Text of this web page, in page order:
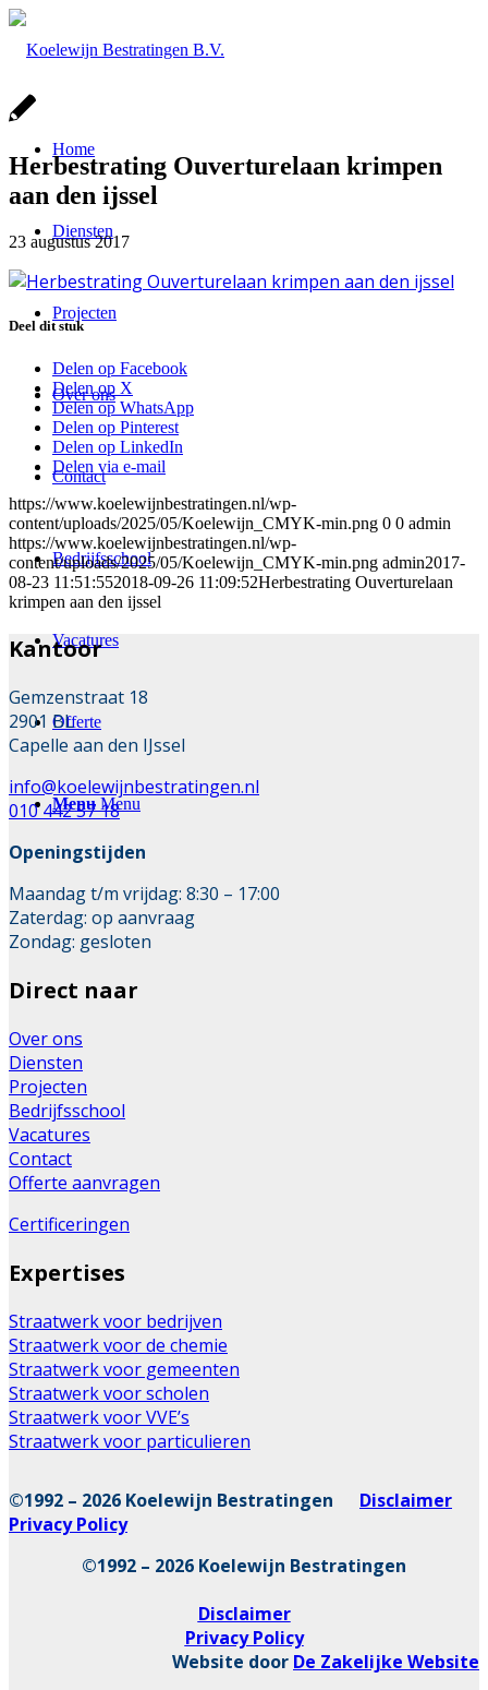
Home
Diensten
Projecten
Over ons
Contact
Bedrijfsschool
Vacatures
Offerte
Menu Menu
Herbestrating Ouverturelaan krimpen
aan den ijssel
23 augustus 2017
Deel dit stuk
Delen op Facebook
Delen op X
Delen op WhatsApp
Delen op Pinterest
Delen op LinkedIn
Delen via e-mail
https://www.koelewijnbestratingen.nl/wp-
content/uploads/2025/05/Koelewijn_CMYK-min.png 0 0 admin
https://www.koelewijnbestratingen.nl/wp-
content/uploads/2025/05/Koelewijn_CMYK-min.png admin2017-
08-23 11:51:552018-09-26 11:09:52Herbestrating Ouverturelaan
krimpen aan den ijssel
Kantoor
Gemzenstraat 18
2901 BL
Capelle aan den IJssel
info@koelewijnbestratingen.nl
010 442 57 18
Openingstijden
Maandag t/m vrijdag: 8:30 – 17:00
Zaterdag: op aanvraag
Zondag: gesloten
Direct naar
Over ons
Diensten
Projecten
Bedrijfsschool
Vacatures
Contact
Offerte aanvragen
Certificeringen
Expertises
Straatwerk voor bedrijven
Straatwerk voor de chemie
Straatwerk voor gemeenten
Straatwerk voor scholen
Straatwerk voor VVE’s
Straatwerk voor particulieren
©1992 – 2026 Koelewijn Bestratingen Disclaimer
Privacy Policy
©1992 – 2026 Koelewijn Bestratingen
Disclaimer
Privacy Policy
Website door De Zakelijke Website